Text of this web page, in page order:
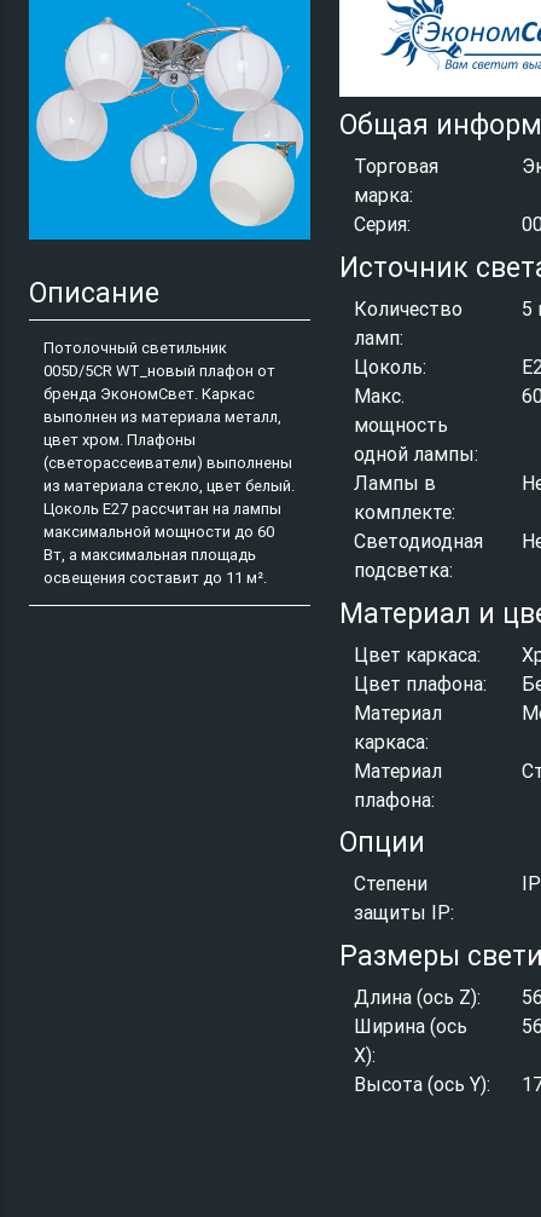
Описание
Потолочный светильник
005D/5CR WT_новый плафон от
бренда ЭкономСвет. Каркас
выполнен из материала металл,
цвет хром. Плафоны
(светорассеиватели) выполнены
из материала стекло, цвет белый.
Цоколь E27 рассчитан на лампы
максимальной мощности до 60
Вт, а максимальная площадь
освещения составит до 11 м².
Общая
Торговая
марка:
Серия:
Источник
Количество
ламп:
5
Цоколь:
Макс.
мощность
одной лампы:
Лампы в
комплекте:
Светодиодная
подсветка:
Материал и
Цвет каркаса:
Цвет плафона:
Материал
каркаса:
Материал
плафона:
Опции
Степени
защиты IP:
Размеры
Длина (ось Z):
Ширина (ось
X):
Высота (ось Y):